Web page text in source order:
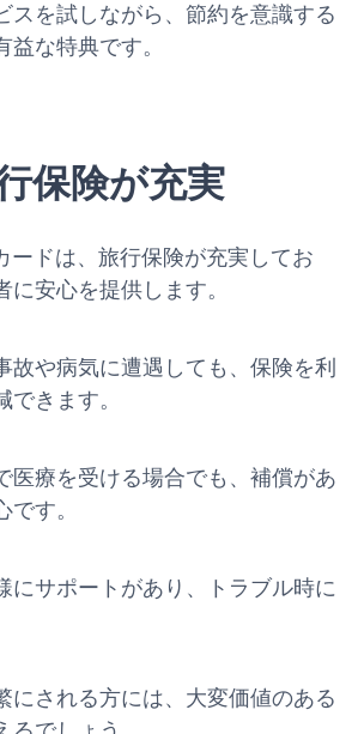
スを試しながら、節約を意識する
な特典です。
保険が充実
ードは、旅行保険が充実してお
に安心を提供します。
故や病気に遭遇しても、保険を利
できます。
医療を受ける場合でも、補償があ
です。
にサポートがあり、トラブル時に
にされる方には、大変価値のある